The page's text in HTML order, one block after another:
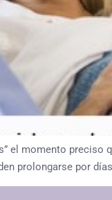
el momento
prolongarse por